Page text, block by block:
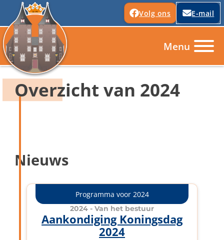
Volg ons E-mail
Overzicht van 2024
Nieuws
Aankondiging Koningsdag
2024
2024 - Van het bestuur
Programma voor 2024